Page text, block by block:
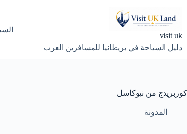
المحتوى
visit uk
دليل السياحة في بريطانيا للمسافرين العرب
كوربريدج من نيوكاسل
المدونة